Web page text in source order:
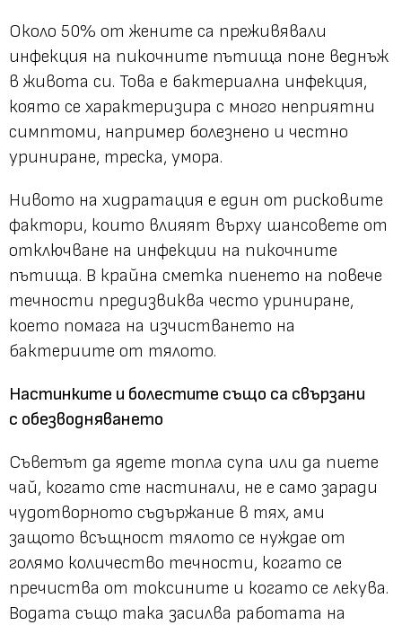
Около 50% от жените са преживявали
инфекция на пикочните пътища поне веднъж
в живота си. Това е бактериална инфекция,
която се характеризира с много неприятни
симптоми, например болезнено и честно
уриниране, треска, умора.
Нивото на хидратация е един от рисковите
фактори, които влияят върху шансовете от
отключване на инфекции на пикочните
пътища. В крайна сметка пиенето на повече
течности предизвиква често уриниране,
което помага на изчистването на
бактериите от тялото.
Настинките и болестите също са свързани
с обезводняването
Съветът да ядете топла супа или да пиете
чай, когато сте настинали, не е само заради
чудотворното съдържание в тях, ами
защото всъщност тялото се нуждае от
голямо количество течности, когато се
пречиства от токсините и когато се лекува.
Водата също така засилва работата на